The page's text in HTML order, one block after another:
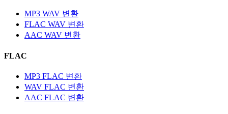
MP3 WAV 변환
FLAC WAV 변환
AAC WAV 변환
FLAC
MP3 FLAC 변환
WAV FLAC 변환
AAC FLAC 변환